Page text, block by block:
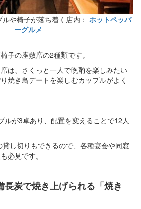
や椅子が落ち着く店内： ホットペッパ
ーグルメ
子の座敷席の2種類です。
は、さくっと一人で晩酌を楽しみたい
焼き鳥デートを楽しむカップルがよく
ルが3卓あり、配置を変えることで12人
し切りもできるので、各種宴会や同窓
必見です。
長炭で焼き上げられる「焼き